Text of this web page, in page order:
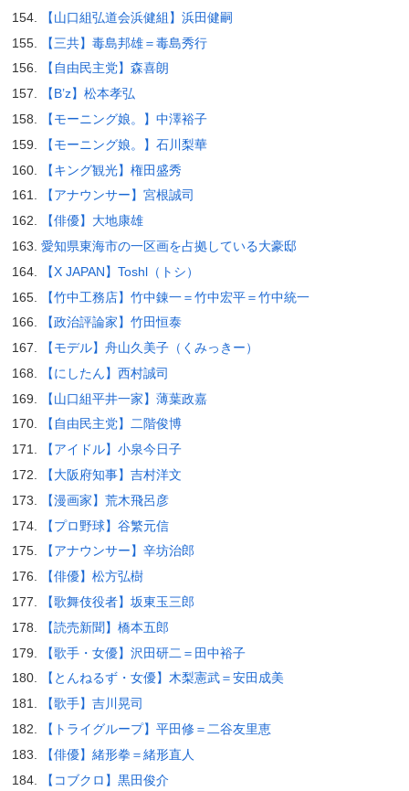
【山口組弘道会浜健組】浜田健嗣
【三共】毒島邦雄＝毒島秀行
【自由民主党】森喜朗
【B’z】松本孝弘
【モーニング娘。】中澤裕子
【モーニング娘。】石川梨華
【キング観光】権田盛秀
【アナウンサー】宮根誠司
【俳優】大地康雄
愛知県東海市の一区画を占拠している大豪邸
【X JAPAN】Toshl（トシ）
【竹中工務店】竹中錬一＝竹中宏平＝竹中統一
【政治評論家】竹田恒泰
【モデル】舟山久美子（くみっきー）
【にしたん】西村誠司
【山口組平井一家】薄葉政嘉
【自由民主党】二階俊博
【アイドル】小泉今日子
【大阪府知事】吉村洋文
【漫画家】荒木飛呂彦
【プロ野球】谷繁元信
【アナウンサー】辛坊治郎
【俳優】松方弘樹
【歌舞伎役者】坂東玉三郎
【読売新聞】橋本五郎
【歌手・女優】沢田研二＝田中裕子
【とんねるず・女優】木梨憲武＝安田成美
【歌手】吉川晃司
【トライグループ】平田修＝二谷友里恵
【俳優】緒形拳＝緒形直人
【コブクロ】黒田俊介